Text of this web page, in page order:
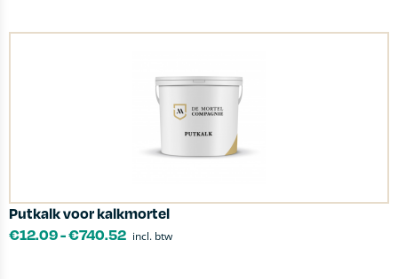
Putkalk voor kalkmortel
€12.09-€740.52 incl. btw